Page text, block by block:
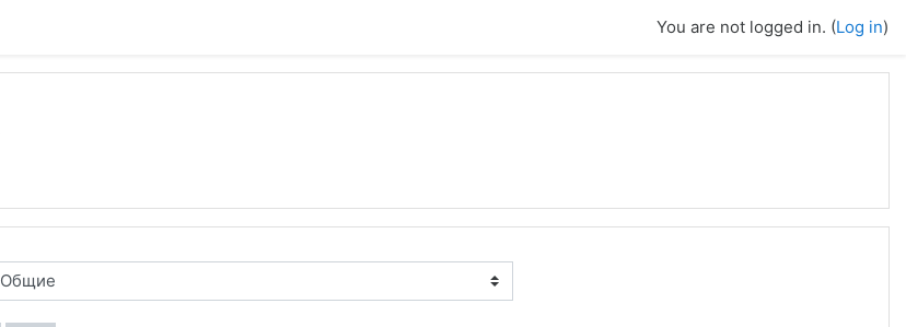
You are not logged in. (Log in)